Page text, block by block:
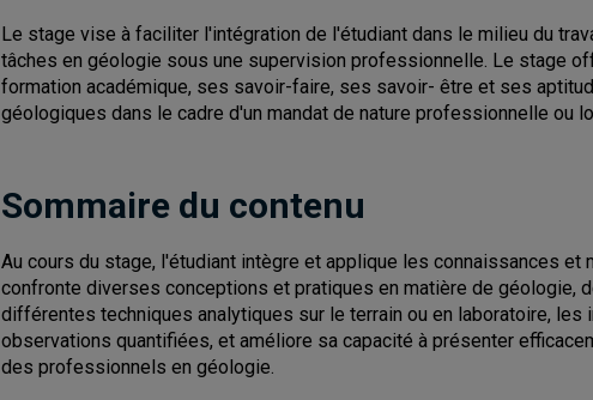
Le stage vise à faciliter l'intégration de l'étudiant dans le milieu du
tâches en géologie sous une supervision professionnelle. Le stage
formation académique, ses savoir-faire, ses savoir- être et ses
géologiques dans le cadre d'un mandat de nature professionnelle ou
Sommaire du contenu
Au cours du stage, l'étudiant intègre et applique les connaissances
confronte diverses conceptions et pratiques en matière de géologie,
différentes techniques analytiques sur le terrain ou en laboratoire, les
observations quantifiées, et améliore sa capacité à présenter
des professionnels en géologie.